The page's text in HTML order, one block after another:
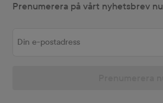
Prenumerera på vårt nyhetsbrev nu